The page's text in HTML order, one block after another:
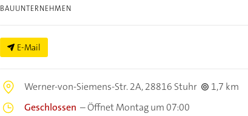
BAUUNTERNEHMEN
E-Mail
Werner-von-Siemens-Str. 2A,28816 Stuhr
1,7 km
Geschlossen –Öffnet Montag um 07:00